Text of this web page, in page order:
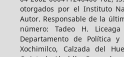
otorgados por el Instituto
Autor. Responsable de la
número: Tadeo H.
Departamento de Política
Xochimilco, Calzada del